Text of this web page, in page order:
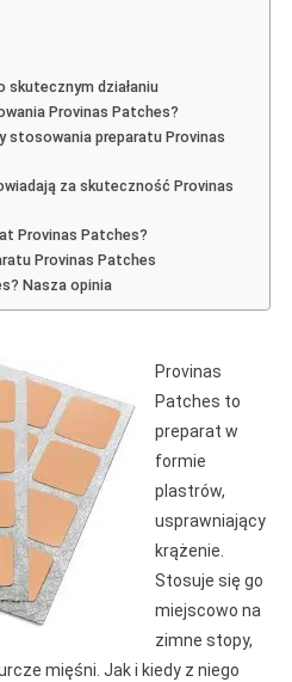
Krążenie
skutecznym działaniu
Provinas Patches?
stosowania preparatu Provinas
za skuteczność Provinas
Provinas Patches?
Provinas Patches
Nasza opinia
Provinas
Patches to
preparat w
formie
plastrów,
usprawniający
krążenie.
Stosuje się go
miejscowo na
zimne stopy,
mięśni. Jak i kiedy z niego